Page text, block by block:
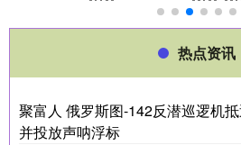
热点资讯
聚富人 俄罗斯图-142反潜巡逻机
并投放声呐浮标